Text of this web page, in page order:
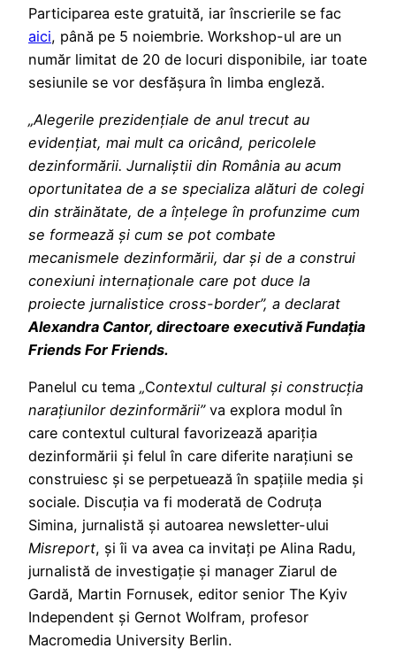
Participarea este gratuită, iar înscrierile se fac
aici, până pe 5 noiembrie. Workshop-ul are un
număr limitat de 20 de locuri disponibile, iar toate
sesiunile se vor desfășura în limba engleză.
„Alegerile prezidențiale de anul trecut au
evidențiat, mai mult ca oricând, pericolele
dezinformării. Jurnaliștii din România au acum
oportunitatea de a se specializa alături de colegi
din străinătate, de a înțelege în profunzime cum
se formează și cum se pot combate
mecanismele dezinformării, dar și de a construi
conexiuni internaționale care pot duce la
proiecte jurnalistice cross-border”, a declarat
Alexandra Cantor, directoare executivă Fundația
Friends For Friends.
Panelul cu tema „Contextul cultural și construcția
narațiunilor dezinformării”va explora modul în
care contextul cultural favorizează apariția
dezinformării și felul în care diferite narațiuni se
construiesc și se perpetuează în spațiile media și
sociale. Discuția va fi moderată de Codruța
Simina, jurnalistă și autoarea newsletter-ului
Misreport, și îi va avea ca invitați pe Alina Radu,
jurnalistă de investigație și manager Ziarul de
Gardă, Martin Fornusek, editor senior The Kyiv
Independent și Gernot Wolfram, profesor
Macromedia University Berlin.